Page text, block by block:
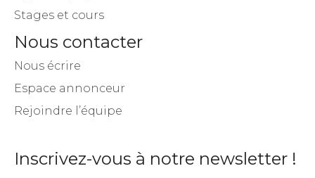
Stages et cours
Nous contacter
Nous écrire
Espace annonceur
Rejoindre l’équipe
Inscrivez-vous à notre newsletter !